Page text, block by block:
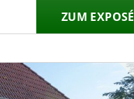
ZUM EXPOSÉ